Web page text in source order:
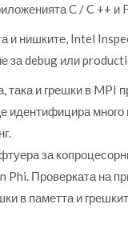
C / C ++ и
и нишките, Intel
за debug или
така и грешки в MPI
за
Проверката на
в паметта и